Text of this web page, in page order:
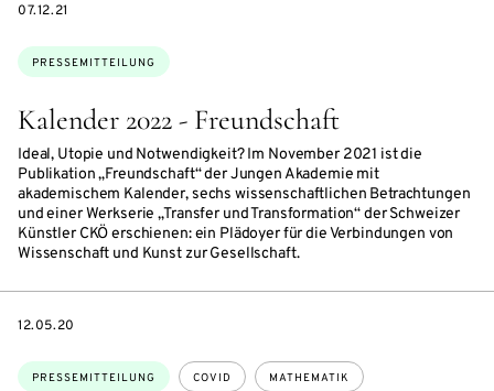
Kalender 2022 - Freundschaft
Ideal, Utopie und Notwendigkeit? Im November 2021 ist die
Publikation „Freundschaft“ der Jungen Akademie mit
akademischem Kalender, sechs wissenschaftlichen Betrachtungen
und einer Werkserie „Transfer und Transformation“ der Schweizer
Künstler CKÖ erschienen: ein Plädoyer für die Verbindungen von
Wissenschaft und Kunst zur Gesellschaft.
Themen:
PRESSEMITTEILUNG
DATE
07.12.21
Themen:
PRESSEMITTEILUNG COVID MATHEMATIK
DATE
12.05.20